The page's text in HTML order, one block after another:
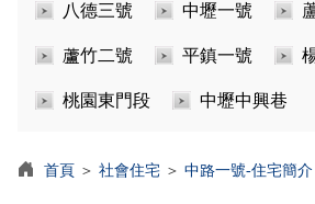
八德三號 中壢一號
蘆竹二號 平鎮一號
桃園東門段 中壢中興巷
首頁 ＞ 社會住宅 ＞ 中路一號-住宅簡介